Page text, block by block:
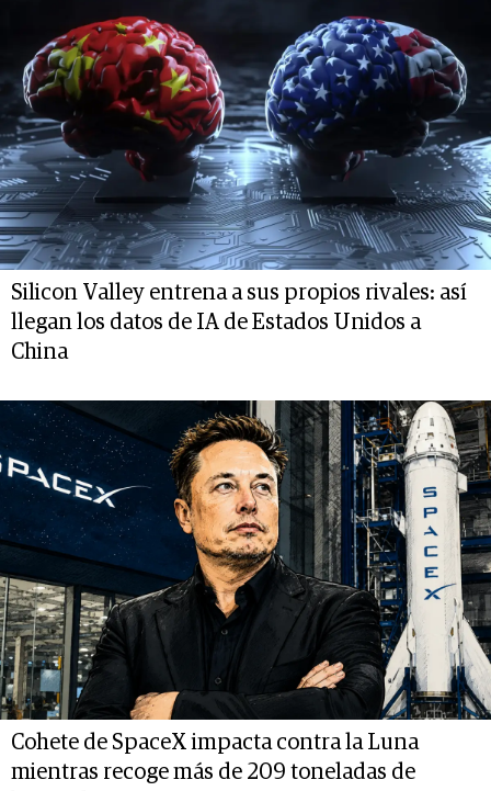
Silicon Valley entrena a sus propios rivales: así
llegan los datos de IA de Estados Unidos a
China
Cohete de SpaceX impacta contra la Luna
mientras recoge más de 209 toneladas de